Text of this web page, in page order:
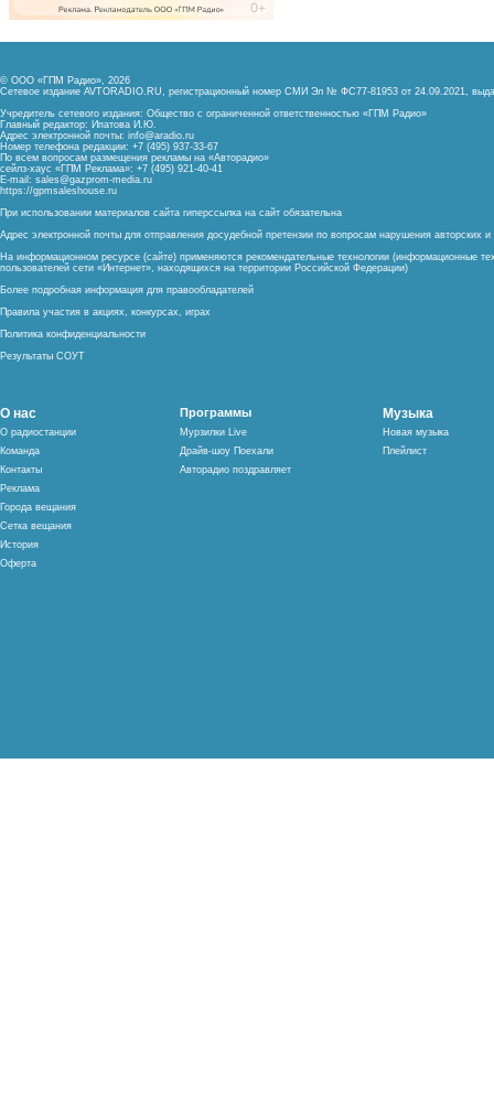
© ООО «ГПМ Радио», 2026
Сетевое издание AVTORADIO.RU, регистрационный номер СМИ Эл № ФС77-81953 от 24.09.2021,
Учредитель сетевого издания: Общество с ограниченной ответственностью «ГПМ Радио»
Главный редактор: Ипатова И.Ю.
Адрес электронной почты: info@aradio.ru
Номер телефона редакции: +7 (495) 937-33-67
По всем вопросам размещения рекламы на «Авторадио»
сейлз-хаус «ГПМ Реклама»: +7 (495) 921-40-41
E-mail: sales@gazprom-media.ru
https://gpmsaleshouse.ru
При использовании материалов сайта гиперссылка на сайт обязательна
Адрес электронной почты для отправления досудебной претензии по вопросам нарушения авторских
На информационном ресурсе (сайте) применяются рекомендательные технологии (информационные
пользователей сети «Интернет», находящихся на территории Российской Федерации)
Более подробная информация для правообладателей
Правила участия в акциях, конкурсах, играх
Политика конфиденциальности
Результаты СОУТ
О нас
О радиостанции
Команда
Контакты
Реклама
Города вещания
Сетка вещания
История
Оферта
Программы
Мурзилки Live
Драйв-шоу Поехали
Авторадио поздравляет
Музыка
Новая музыка
Плейлист